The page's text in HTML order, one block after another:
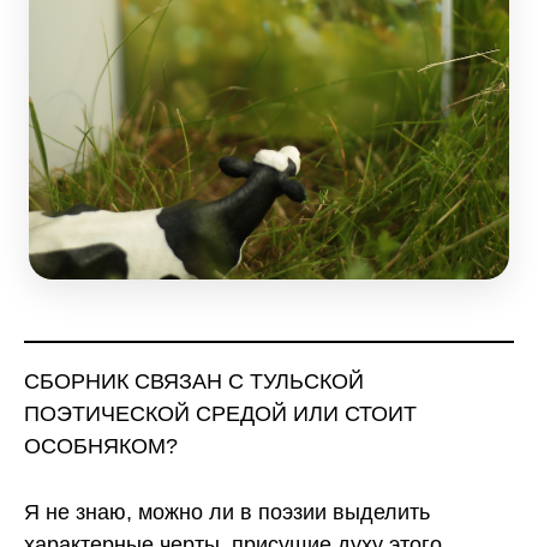
СБОРНИК СВЯЗАН С ТУЛЬСКОЙ
ПОЭТИЧЕСКОЙ СРЕДОЙ ИЛИ СТОИТ
ОСОБНЯКОМ?
Я не знаю, можно ли в поэзии выделить